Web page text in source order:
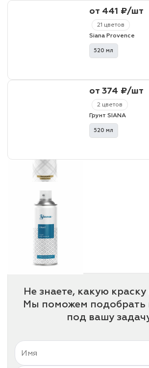
и эмали
21 цветов
от 441 ₽/шт
Siana Provence
520 мл
2 цветов
от 374 ₽/шт
Грунт SIANA
520 мл
Не знаете, какую
Мы поможем подобрать
под вашу